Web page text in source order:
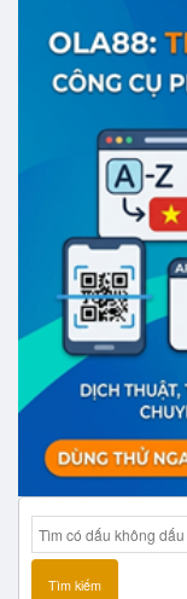
Tìm kiếm